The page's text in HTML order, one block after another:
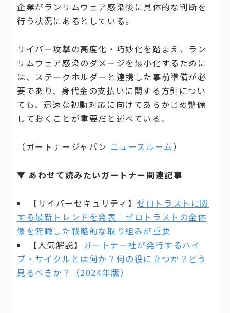
企業がランサムウェア感染後に具体的な判断を
行う状況にあるとしている。
サイバー攻撃の高度化・巧妙化を踏まえ、ラン
サムウェア感染のダメージを最小化するために
は、ステークホルダーと連携した事前準備が必
要であり、身代金の支払いに関する方針につい
ても、迅速な初動対応に向けてあらかじめ整備
しておくことが重要だと述べている。
（ガートナージャパン ニュースルーム）
▼ あわせて読みたいガートナー関連記事
【サイバーセキュリティ】 ゼロトラストに関
する最新トレンドを発表｜ゼロトラストの全体
像を俯瞰した戦略的な取り組みが重要
【人気解説】 ガートナー社が発行するハイ
プ・サイクルとは何か？何の役に立つか？どう
見るべきか？（2024年版）